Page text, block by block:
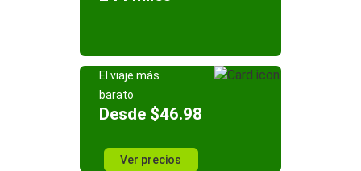
El viaje más
barato
Desde $46.98
Ver precios